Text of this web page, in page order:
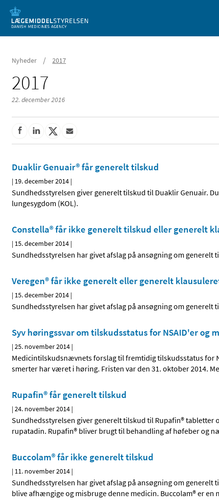
Mobil visning
Nyheder / 2017
2017
22. december 2016
Duaklir Genuair® får generelt tilskud
| 19. december 2014 |
Sundhedsstyrelsen giver generelt tilskud til Duaklir Genuair.
lungesygdom (KOL).
Constella® får ikke generelt tilskud eller generelt
| 15. december 2014 |
Sundhedsstyrelsen har givet afslag på ansøgning om
Veregen® får ikke generelt eller generelt
| 15. december 2014 |
Sundhedsstyrelsen har givet afslag på ansøgning om
Syv høringssvar om tilskudsstatus for NSAID'er og
|25. november 2014 |
Medicintilskudsnævnets forslag til fremtidig tilskudsstatus for
smerter har været i høring. Fristen var den 31. oktober 2014.
Rupafin® får generelt tilskud
|24. november 2014 |
Sundhedsstyrelsen giver generelt tilskud til Rupafin®
rupatadin. Rupafin® bliver brugt til behandling af høfeber og
Buccolam® får ikke generelt tilskud
| 11. november 2014 |
Sundhedsstyrelsen har givet afslag på ansøgning om
blive afhængige og misbruge denne medicin. Buccolam® er